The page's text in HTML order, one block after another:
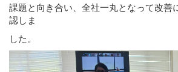
課題と向き合い、全社一丸となって改善
認しま
した。